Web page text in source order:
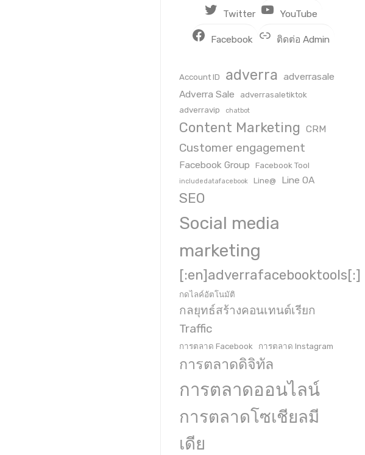
Twitter YouTube
Facebook ติดต่อ Admin
Account ID adverra adverrasale
Adverra Sale
adverrasaletiktok
adverravip
chatbot
Content Marketing CRM
Customer engagement
Facebook Group Facebook Tool
includedatafacebook Line@ Line OA
SEO
Social media
marketing
[:en]adverrafacebooktools[:]
กดไลค์อัตโนมัติ
กลยุทธ์สร้างคอนเทนต์เรียก
Traffic
การตลาด Facebook การตลาด Instagram
การตลาดดิจิทัล
การตลาดออนไลน์
การตลาดโซเชียลมี
เดีย